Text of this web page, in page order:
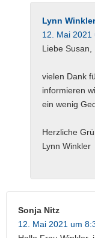
Lynn
12. Mai 2021
Liebe Susan,
vielen Dank
informieren
ein wenig
Herzliche
Lynn Winkler
Sonja Nitz
12. Mai 2021 um